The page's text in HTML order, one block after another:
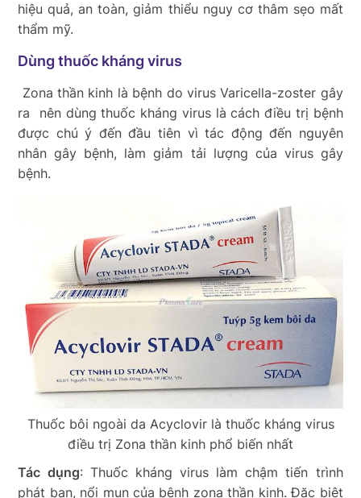
hiệu quả, an toàn, giảm thiểu nguy cơ thâm sẹo mất
thẩm mỹ.
Dùng thuốc kháng virus
Zona thần kinh là bệnh do virusVaricella-zoster gây
ra nên dùng thuốc kháng virus là cách điều trị bệnh
được chú ý đến đầu tiên vì tác động đến nguyên
nhân gây bệnh, làm giảm tải lượng của virus gây
bệnh.
Thuốc bôi ngoài da Acyclovir là thuốc kháng virus
điều trị Zona thần kinh phổ biến nhất
Tác dụng: Thuốc kháng virus làm chậm tiến trình
phát ban, nổi mụn của bệnh zona thần kinh. Đặc biệt